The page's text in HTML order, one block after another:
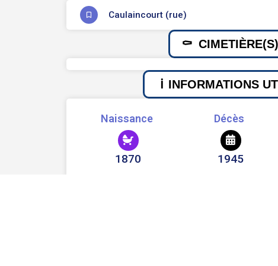
Caulaincourt (rue)
CIMETIÈRE(S)
INFORMATIONS
Naissance
1870
Décès
1945